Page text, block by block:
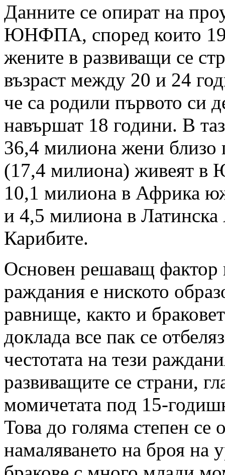
Данните се опират на
ЮНФПА, според които 19
жените в развиващи се
възраст между 20 и 24
че са родили първото си
навършат 18 години. В
36,4 милиона жени близо
(17,4 милиона) живеят в
10,1 милиона в Африка
и 4,5 милиона в
Карибите.
Основен решаващ фактор
раждания е ниското
равнище, както и
доклада все пак се
честотата на тези
развиващите се страни,
момичетата под 15-
Това до голяма степен се
намаляването на броя на